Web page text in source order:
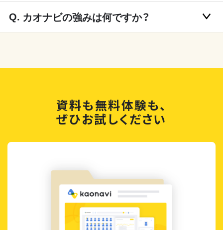
カオナビの強みは何ですか？
資料も無料体験も、
ぜひお試しください